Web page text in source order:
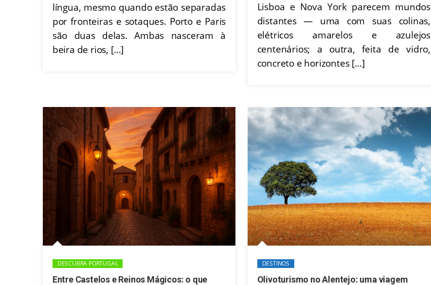
língua, mesmo quando estão separadas
por fronteiras e sotaques. Porto e Paris
são duas delas. Ambas nasceram à
beira de rios, […]
Lisboa e Nova York parecem mundos
distantes — uma com suas colinas,
elétricos amarelos e azulejos
centenários; a outra, feita de vidro,
concreto e horizontes […]
DESCUBRA PORTUGAL
Entre Castelos e Reinos Mágicos: o que
DESTINOS
Olivoturismo no Alentejo: uma viagem